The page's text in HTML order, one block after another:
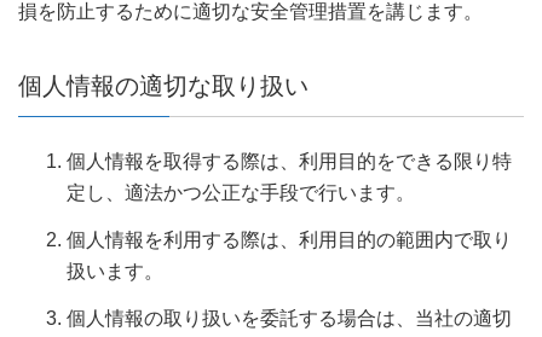
損を防止するために適切な安全管理措置を講じます。
個人情報の適切な取り扱い
個人情報を取得する際は、利用目的をできる限り特
定し、適法かつ公正な手段で行います。
個人情報を利用する際は、利用目的の範囲内で取り
扱います。
個人情報の取り扱いを委託する場合は、当社の適切